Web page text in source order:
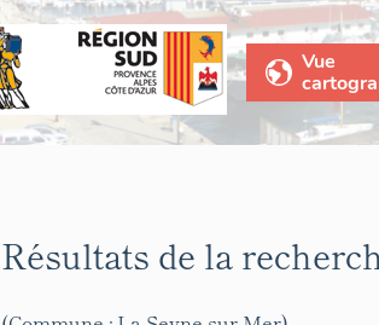
Vue
Résultats de la